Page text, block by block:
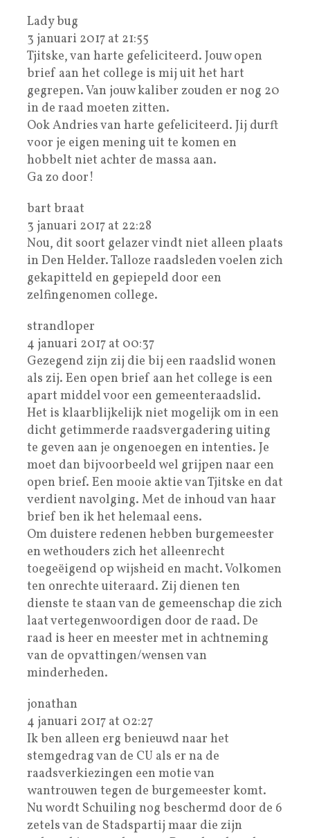
Lady bug
3 januari 2017 at 21:55
Tjitske, van harte gefeliciteerd. Jouw open
brief aan het college is mij uit het hart
gegrepen. Van jouw kaliber zouden er nog 20
in de raad moeten zitten.
Ook Andries van harte gefeliciteerd. Jij durft
voor je eigen mening uit te komen en
hobbelt niet achter de massa aan.
Ga zo door!
bart braat
3 januari 2017 at 22:28
Nou, dit soort gelazer vindt niet alleen plaats
in Den Helder. Talloze raadsleden voelen zich
gekapitteld en gepiepeld door een
zelfingenomen college.
strandloper
4 januari 2017 at 00:37
Gezegend zijn zij die bij een raadslid wonen
als zij. Een open brief aan het college is een
apart middel voor een gemeenteraadslid.
Het is klaarblijkelijk niet mogelijk om in een
dicht getimmerde raadsvergadering uiting
te geven aan je ongenoegen en intenties. Je
moet dan bijvoorbeeld wel grijpen naar een
open brief. Een mooie aktie van Tjitske en dat
verdient navolging. Met de inhoud van haar
brief ben ik het helemaal eens.
Om duistere redenen hebben burgemeester
en wethouders zich het alleenrecht
toegeëigend op wijsheid en macht. Volkomen
ten onrechte uiteraard. Zij dienen ten
dienste te staan van de gemeenschap die zich
laat vertegenwoordigen door de raad. De
raad is heer en meester met in achtneming
van de opvattingen/wensen van
minderheden.
jonathan
4 januari 2017 at 02:27
Ik ben alleen erg benieuwd naar het
stemgedrag van de CU als er na de
raadsverkiezingen een motie van
wantrouwen tegen de burgemeester komt.
Nu wordt Schuiling nog beschermd door de 6
zetels van de Stadspartij maar die zijn